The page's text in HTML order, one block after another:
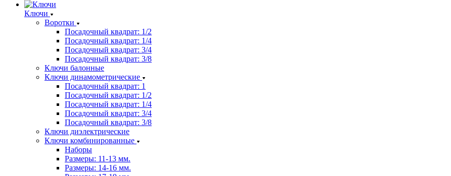
Ключи
Воротки
Посадочный квадрат: 1/2
Посадочный квадрат: 1/4
Посадочный квадрат: 3/4
Посадочный квадрат: 3/8
Ключи балонные
Ключи динамометрические
Посадочный квадрат: 1
Посадочный квадрат: 1/2
Посадочный квадрат: 1/4
Посадочный квадрат: 3/4
Посадочный квадрат: 3/8
Ключи диэлектрические
Ключи комбинированные
Наборы
Размеры: 11-13 мм.
Размеры: 14-16 мм.